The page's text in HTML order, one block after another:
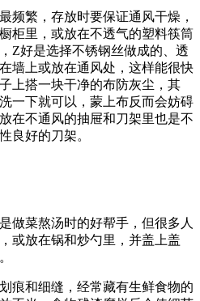
频繁，存放时要保证通风干燥，
柜里，或放在不透气的塑料筷筒
Z好是选择不锈钢丝做成的、透
墙上或放在通风处，这样能很快
上搭一块干净的布防灰尘，其
一下就可以，蒙上布反而会妨碍
在不通风的抽屉和刀架里也是不
良好的刀架。
做菜熬汤时的好帮手，但很多人
或放在锅和炒勺里，并盖上盖
痕和细缝，经常藏有生鲜食物的